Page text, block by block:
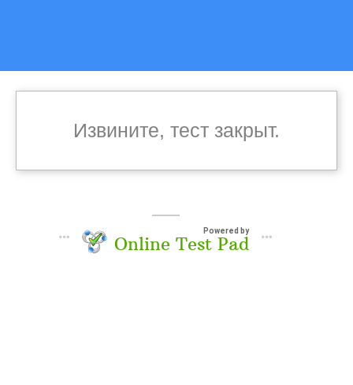
Извините, тест закрыт.
Powered by
Online Test Pad